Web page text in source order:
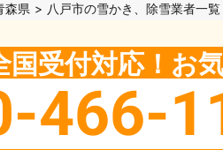
森県 八戸市の雪かき、除雪業者一覧
受付対応！お
466-